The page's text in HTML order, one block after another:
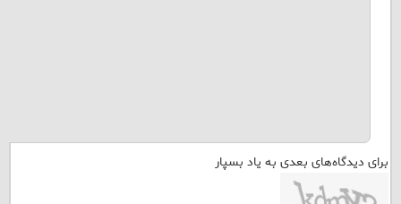
برای دیدگاه‌های بعدی به یاد بسپار